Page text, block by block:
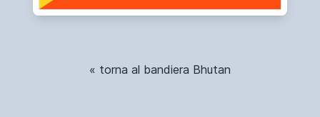
« torna al bandiera Bhutan